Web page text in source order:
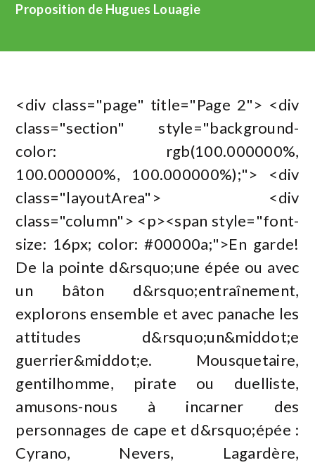
Proposition de Hugues Louagie
<div class="page" title="Page 2"> <div
class="section" style="background-
color: rgb(100.000000%,
100.000000%, 100.000000%);"> <div
class="layoutArea"> <div
class="column"> <p><span style="font-
size: 16px; color: #00000a;">En garde!
De la pointe d&rsquo;une épée ou avec
un bâton d&rsquo;entraînement,
explorons ensemble et avec panache les
attitudes d&rsquo;un&middot;e
guerrier&middot;e. Mousquetaire,
gentilhomme, pirate ou duelliste,
amusons-nous à incarner des
personnages de cape et d&rsquo;épée :
Cyrano, Nevers, Lagardère,